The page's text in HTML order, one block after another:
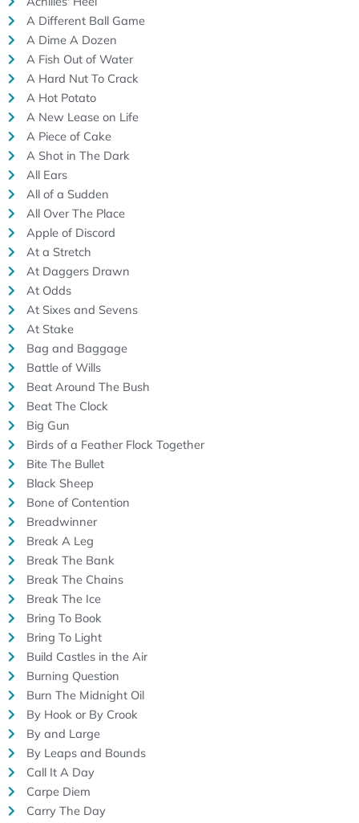
A Different Ball Game
A Dime A Dozen
A Fish Out of Water
A Hard Nut To Crack
A Hot Potato
A New Lease on Life
A Piece of Cake
A Shot in The Dark
All Ears
All of a Sudden
All Over The Place
Apple of Discord
At a Stretch
At Daggers Drawn
At Odds
At Sixes and Sevens
At Stake
Bag and Baggage
Battle of Wills
Beat Around The Bush
Beat The Clock
Big Gun
Birds of a Feather Flock Together
Bite The Bullet
Black Sheep
Bone of Contention
Breadwinner
Break A Leg
Break The Bank
Break The Chains
Break The Ice
Bring To Book
Bring To Light
Build Castles in the Air
Burning Question
Burn The Midnight Oil
By Hook or By Crook
By and Large
By Leaps and Bounds
Call It A Day
Carpe Diem
Carry The Day